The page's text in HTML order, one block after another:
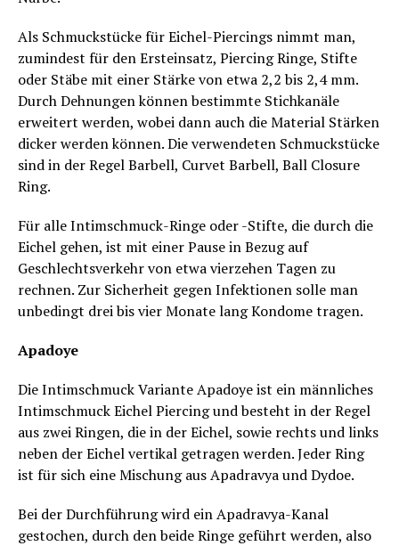
Als Schmuckstücke für Eichel-Piercings nimmt man,
zumindest für den Ersteinsatz, Piercing Ringe, Stifte
oder Stäbe mit einer Stärke von etwa 2,2 bis 2,4 mm.
Durch Dehnungen können bestimmte Stichkanäle
erweitert werden, wobei dann auch die Material Stärken
dicker werden können. Die verwendeten Schmuckstücke
sind in der Regel Barbell, Curvet Barbell, Ball Closure
Ring.
Für alle Intimschmuck-Ringe oder -Stifte, die durch die
Eichel gehen, ist mit einer Pause in Bezug auf
Geschlechtsverkehr von etwa vierzehen Tagen zu
rechnen. Zur Sicherheit gegen Infektionen solle man
unbedingt drei bis vier Monate lang Kondome tragen.
Apadoye
Die Intimschmuck Variante Apadoye ist ein männliches
Intimschmuck Eichel Piercing und besteht in der Regel
aus zwei Ringen, die in der Eichel, sowie rechts und links
neben der Eichel vertikal getragen werden. Jeder Ring
ist für sich eine Mischung aus Apadravya und Dydoe.
Bei der Durchführung wird ein Apadravya-Kanal
gestochen, durch den beide Ringe geführt werden, also